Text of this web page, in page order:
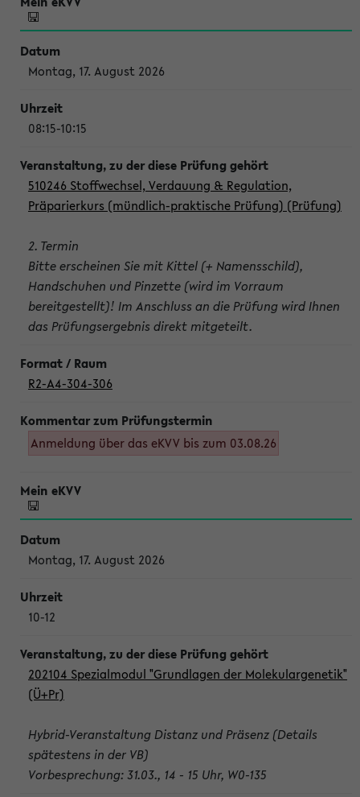
Montag, 17. August 2026
08:15-10:15
510246 Stoffwechsel, Verdauung & Regulation,
Präparierkurs (mündlich-praktische Prüfung) (Prüfung)
2. Termin
Bitte erscheinen Sie mit Kittel (+ Namensschild),
Handschuhen und Pinzette (wird im Vorraum
bereitgestellt)! Im Anschluss an die Prüfung wird Ihnen
das Prüfungsergebnis direkt mitgeteilt.
R2-A4-304-306
Anmeldung über das eKVV bis zum 03.08.26
Montag, 17. August 2026
10-12
202104 Spezialmodul "Grundlagen der Molekulargenetik"
(Ü+Pr)
Hybrid-Veranstaltung Distanz und Präsenz (Details
spätestens in der VB)
Vorbesprechung: 31.03., 14 - 15 Uhr, W0-135